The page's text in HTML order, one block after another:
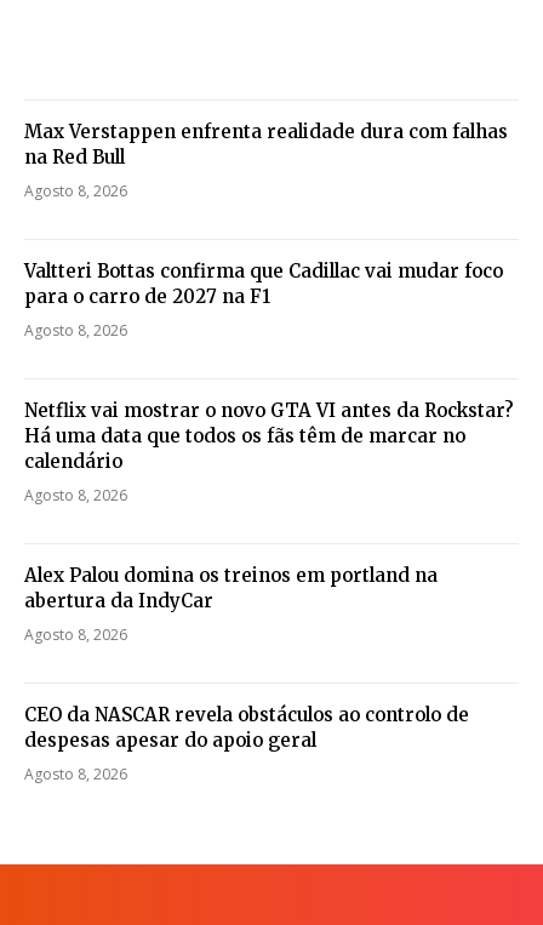
Max Verstappen enfrenta realidade dura com falhas
na Red Bull
Agosto 8, 2026
Valtteri Bottas confirma que Cadillac vai mudar foco
para o carro de 2027 na F1
Agosto 8, 2026
Netflix vai mostrar o novo GTA VI antes da Rockstar?
Há uma data que todos os fãs têm de marcar no
calendário
Agosto 8, 2026
Alex Palou domina os treinos em portland na
abertura da IndyCar
Agosto 8, 2026
CEO da NASCAR revela obstáculos ao controlo de
despesas apesar do apoio geral
Agosto 8, 2026